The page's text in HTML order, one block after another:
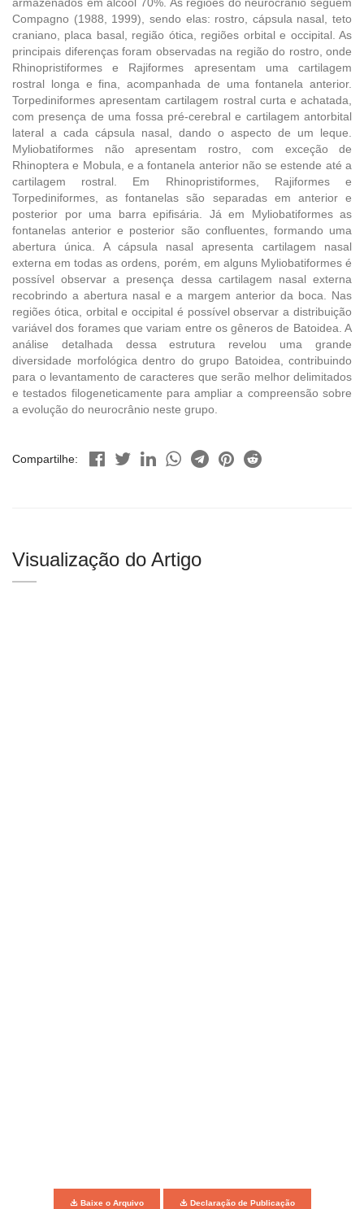
Compagno (1988, 1999), sendo elas: rostro, cápsula nasal, teto
craniano, placa basal, região ótica, regiões orbital e occipital. As
principais diferenças foram observadas na região do rostro, onde
Rhinopristiformes e Rajiformes apresentam uma cartilagem
rostral longa e fina, acompanhada de uma fontanela anterior.
Torpediniformes apresentam cartilagem rostral curta e achatada,
com presença de uma fossa pré-cerebral e cartilagem antorbital
lateral a cada cápsula nasal, dando o aspecto de um leque.
Myliobatiformes não apresentam rostro, com exceção de
Rhinoptera e Mobula, e a fontanela anterior não se estende até a
cartilagem rostral. Em Rhinopristiformes, Rajiformes e
Torpediniformes, as fontanelas são separadas em anterior e
posterior por uma barra epifisária. Já em Myliobatiformes as
fontanelas anterior e posterior são confluentes, formando uma
abertura única. A cápsula nasal apresenta cartilagem nasal
externa em todas as ordens, porém, em alguns Myliobatiformes é
possível observar a presença dessa cartilagem nasal externa
recobrindo a abertura nasal e a margem anterior da boca. Nas
regiões ótica, orbital e occipital é possível observar a distribuição
variável dos forames que variam entre os gêneros de Batoidea. A
análise detalhada dessa estrutura revelou uma grande
diversidade morfológica dentro do grupo Batoidea, contribuindo
para o levantamento de caracteres que serão melhor delimitados
e testados filogeneticamente para ampliar a compreensão sobre
a evolução do neurocrânio neste grupo.
Compartilhe:
Visualização do Artigo
Baixe o Arquivo Declaração de Publicação